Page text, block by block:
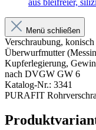
Menü schließen
Verschraubung,
Überwurfmutter
Kupferlegierung,
nach DVGW GW 6
Katalog-Nr.: 3341
PURAFIT